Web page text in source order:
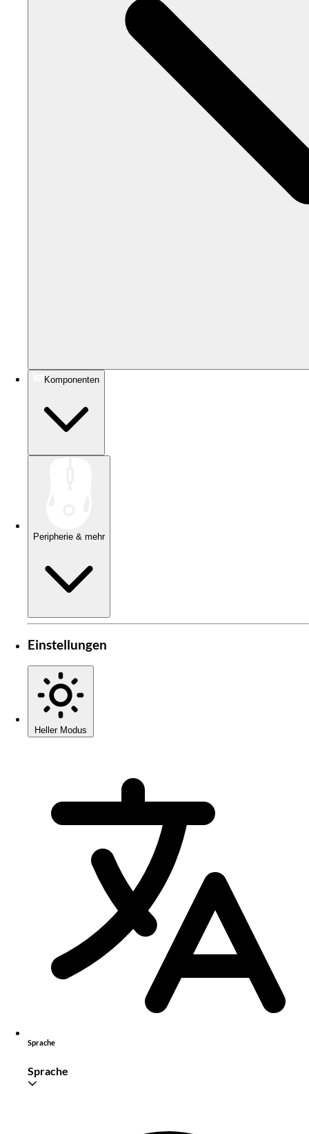
Komponenten
Peripherie & mehr
Einstellungen
Heller Modus
Sprache
Sprache